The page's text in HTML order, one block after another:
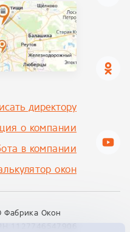
директору
о компании
в компании
окон
Фабрика Окон